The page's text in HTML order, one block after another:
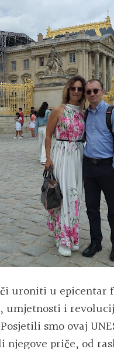
uroniti u epicentar
i
smo ovaj
priče, od